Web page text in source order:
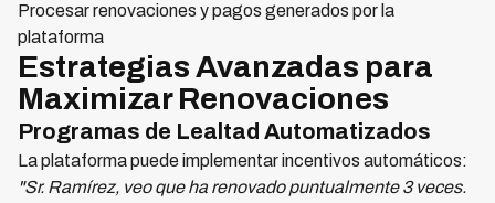
Procesar renovaciones y pagos generados por la
plataforma
Estrategias Avanzadas para
Maximizar Renovaciones
Programas de Lealtad Automatizados
La plataforma puede implementar incentivos automáticos:
"Sr. Ramírez, veo que ha renovado puntualmente 3 veces.